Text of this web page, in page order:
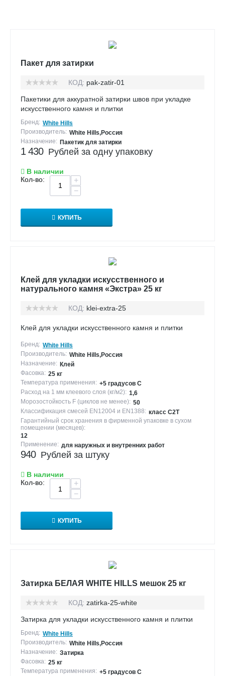
Пакет для затирки
КОД: pak-zatir-01
Пакетики для аккуратной затирки швов при укладке
искусственного камня и плитки
Бренд: White Hills
Производитель: White Hills,Россия
Назначение: Пакетик для затирки
1 430 Рублей за одну упаковку
В наличии
Кол-во:
+
−
КУПИТЬ
Клей для укладки искусственного и
натурального камня «Экстра» 25 кг
КОД: klei-extra-25
Клей для укладки искусственного камня и плитки
Бренд: White Hills
Производитель: White Hills,Россия
Назначение: Клей
Фасовка: 25 кг
Температура применения: +5 градусов С
Расход на 1 мм клеевого слоя (кг/м2): 1,6
Морозостойкость F (циклов не менее): 50
Классификация смесей EN12004 и EN1388: класс С2Т
Гарантийный срок хранения в фирменной упаковке в сухом
помещении (месяцев):
12
Применение: для наружных и внутренних работ
940 Рублей за штуку
В наличии
Кол-во:
+
−
КУПИТЬ
Затирка БЕЛАЯ WHITE HILLS мешок 25 кг
КОД: zatirka-25-white
Затирка для укладки искусственного камня и плитки
Бренд: White Hills
Производитель: White Hills,Россия
Назначение: Затирка
Фасовка: 25 кг
Температура применения: +5 градусов С